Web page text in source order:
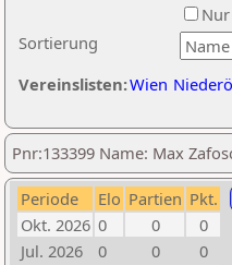
Sortierung
Vereinslisten:Wien
Pnr:133399 Name: Max
Periode Elo Partien Pkt.
Okt. 2026 0 0
0
Jul. 2026
0 0
0